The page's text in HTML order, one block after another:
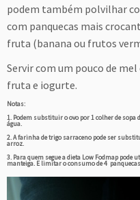
podem também polvilhar
com panquecas mais
fruta (banana ou frutos
Servir com um pouco de
fruta e iogurte.
Notas:
1. Podem substituir o ovo por 1 colher de sopa
água.
2. A farinha de trigo sarraceno pode ser
arroz.
3. Para quem segue a dieta Low Fodmap pode
manteiga. E limitar o consumo de 4